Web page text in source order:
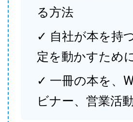
る方法
✓ 自社が本を持
定を動かすため
✓ 一冊の本を、
ビナー、営業活